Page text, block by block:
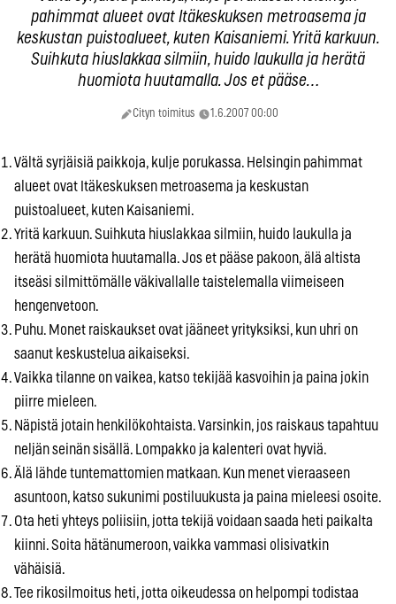
pahimmat alueet ovat Itäkeskuksen metroasema ja
keskustan puistoalueet, kuten Kaisaniemi. Yritä karkuun.
Suihkuta hiuslakkaa silmiin, huido laukulla ja herätä
huomiota huutamalla. Jos et pääse…
Cityn toimitus 1.6.2007 00:00
Vältä syrjäisiä paikkoja, kulje porukassa. Helsingin pahimmat
alueet ovat Itäkeskuksen metroasema ja keskustan
puistoalueet, kuten Kaisaniemi.
Yritä karkuun. Suihkuta hiuslakkaa silmiin, huido laukulla ja
herätä huomiota huutamalla. Jos et pääse pakoon, älä altista
itseäsi silmittömälle väkivallalle taistelemalla viimeiseen
hengenvetoon.
Puhu. Monet raiskaukset ovat jääneet yrityksiksi, kun uhri on
saanut keskustelua aikaiseksi.
Vaikka tilanne on vaikea, katso tekijää kasvoihin ja paina jokin
piirre mieleen.
Näpistä jotain henkilökohtaista. Varsinkin, jos raiskaus tapahtuu
neljän seinän sisällä. Lompakko ja kalenteri ovat hyviä.
Älä lähde tuntemattomien matkaan. Kun menet vieraaseen
asuntoon, katso sukunimi postiluukusta ja paina mieleesi osoite.
Ota heti yhteys poliisiin, jotta tekijä voidaan saada heti paikalta
kiinni. Soita hätänumeroon, vaikka vammasi olisivatkin
vähäisiä.
Tee rikosilmoitus heti, jotta oikeudessa on helpompi todistaa